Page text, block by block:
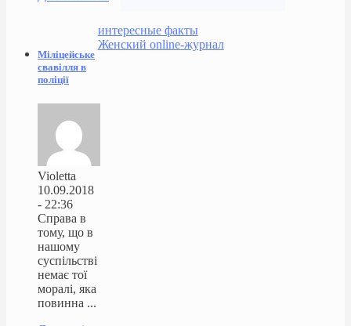
интересные факты
Женский online-журнал
Міліцейське
свавілля в
поліції
Violetta
10.09.2018
- 22:36
Справа в
тому, що в
нашому
суспільстві
немає тої
моралі, яка
повинна ...